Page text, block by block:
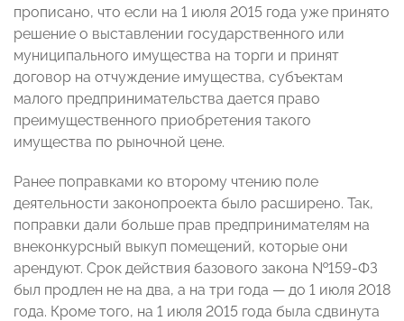
прописано, что если на 1 июля 2015 года уже принято
решение о выставлении государственного или
муниципального имущества на торги и принят
договор на отчуждение имущества, субъектам
малого предпринимательства дается право
преимущественного приобретения такого
имущества по рыночной цене.
Ранее поправками ко второму чтению поле
деятельности законопроекта было расширено. Так,
поправки дали больше прав предпринимателям на
внеконкурсный выкуп помещений, которые они
арендуют. Срок действия базового закона №159-ФЗ
был продлен не на два, а на три года — до 1 июля 2018
года. Кроме того, на 1 июля 2015 года была сдвинута